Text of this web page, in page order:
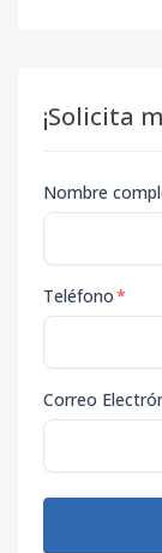
¡Solicita
Nombre
Teléfono*
Correo